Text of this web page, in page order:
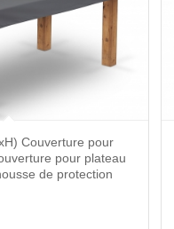
Couverture pour
pour plateau
de protection